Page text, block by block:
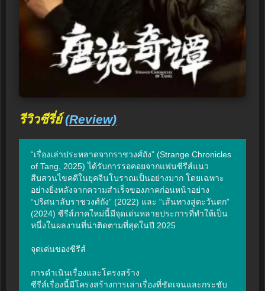
รีวิวซีรี่ย์(Review)
“เรื่องเล่าประหลาดจากราชวงศ์ถัง” (Strange Chronicles
of Tang, 2025) ได้รับการรอคอยจากแฟนซีรีส์แนว
สืบสวนไขคดีในยุคจีนโบราณเป็นอย่างมาก โดยเฉพาะ
อย่างยิ่งหลังจากความสำเร็จของภาคก่อนหน้าอย่าง
“ปริศนาลับราชวงศ์ถัง” (2022) และ “เส้นทางสู่ตะวันตก”
(2024) ซีรีส์ภาคใหม่นี้มีจุดเด่นหลายประการที่ทำให้เป็น
หนึ่งในผลงานที่น่าติดตามที่สุดในปี 2025
จุดเด่นของซีรีส์
การดำเนินเรื่องและโครงสร้าง
ซีรีส์เรื่องนี้มีโครงสร้างการเล่าเรื่องที่ชัดเจนและกระชับ